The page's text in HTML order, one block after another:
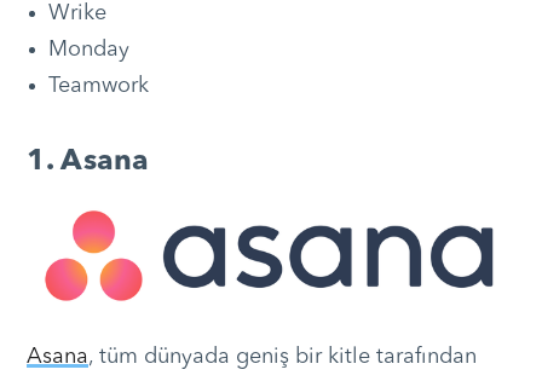
Wrike
Monday
Teamwork
1. Asana
Asana, tüm dünyada geniş bir kitle tarafından